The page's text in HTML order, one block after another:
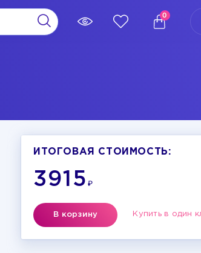
0
ИТОГОВАЯ СТОИМОСТЬ:
3915 ₽
В корзину Купить в один